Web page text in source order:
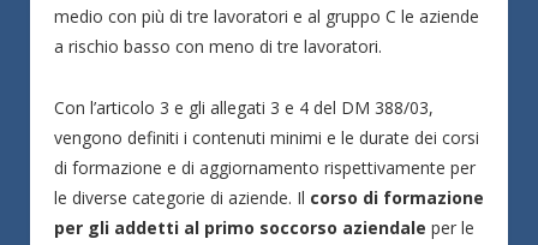
medio con più di tre lavoratori e al gruppo C le aziende
a rischio basso con meno di tre lavoratori.
Con l’articolo 3 e gli allegati 3 e 4 del DM 388/03,
vengono definiti i contenuti minimi e le durate dei corsi
di formazione e di aggiornamento rispettivamente per
le diverse categorie di aziende. Il corso di formazione
per gli addetti al primo soccorso aziendale per le